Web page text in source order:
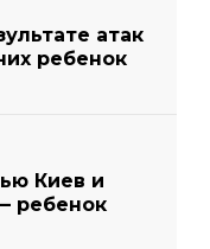
атак
ребенок
Киев и
ребенок